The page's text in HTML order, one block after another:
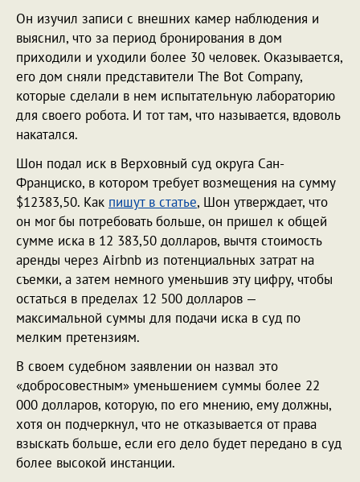
Он изучил записи с внешних камер наблюдения и
выяснил, что за период бронирования в дом
приходили и уходили более 30 человек. Оказывается,
его дом сняли представители The Bot Company,
которые сделали в нем испытательную лабораторию
для своего робота. И тот там, что называется, вдоволь
накатался.
Шон подал иск в Верховный суд округа Сан-
Франциско, в котором требует возмещения на сумму
$12383,50. Как пишут в статье, Шон утверждает, что
он мог бы потребовать больше, он пришел к общей
сумме иска в 12 383,50 долларов, вычтя стоимость
аренды через Airbnb из потенциальных затрат на
съемки, а затем немного уменьшив эту цифру, чтобы
остаться в пределах 12 500 долларов —
максимальной суммы для подачи иска в суд по
мелким претензиям.
В своем судебном заявлении он назвал это
«добросовестным» уменьшением суммы более 22
000 долларов, которую, по его мнению, ему должны,
хотя он подчеркнул, что не отказывается от права
взыскать больше, если его дело будет передано в суд
более высокой инстанции.